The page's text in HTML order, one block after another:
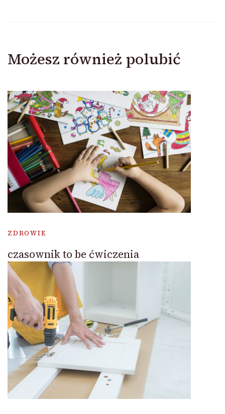
Możesz również polubić
ZDROWIE
czasownik to be ćwiczenia